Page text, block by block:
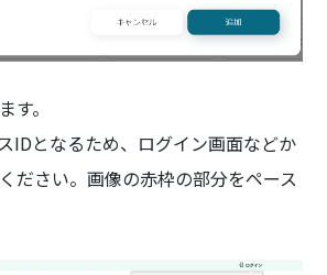
す。
IDとなるため、ログイン画面などか
ださい。画像の赤枠の部分をペース